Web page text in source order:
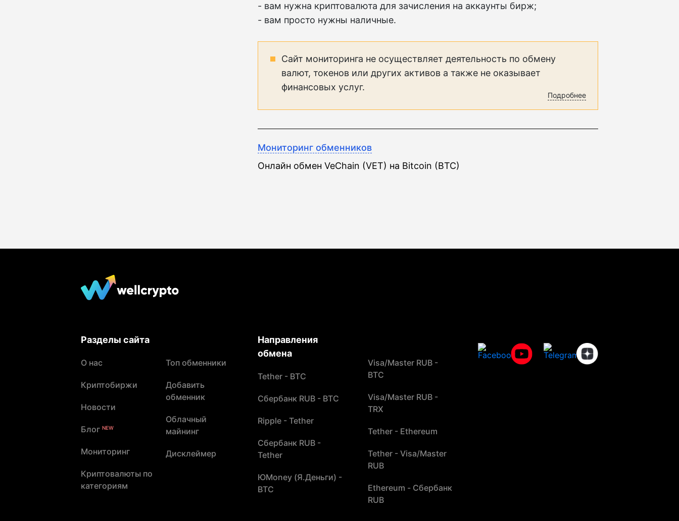
- вам нужна криптовалюта для зачисления на аккаунты бирж;
- вам просто нужны наличные.
Сайт мониторинга не осуществляет деятельность по обмену
валют, токенов или других активов а также не оказывает
финансовых услуг.
Подробнее
Мониторинг обменников
Онлайн обмен VeChain (VET) на Bitcoin (BTC)
Разделы сайта
О нас
Криптобиржи
Новости
Блог NEW
Мониторинг
Криптовалюты по
категориям
Топ обменники
Добавить
обменник
Облачный
майнинг
Дисклеймер
Направления
обмена
Tether - BTC
Сбербанк RUB - BTC
Ripple - Tether
Сбербанк RUB -
Tether
ЮMoney (Я.Деньги) -
BTC
Visa/Master RUB -
BTC
Visa/Master RUB -
TRX
Tether - Ethereum
Tether - Visa/Master
RUB
Ethereum - Сбербанк
RUB